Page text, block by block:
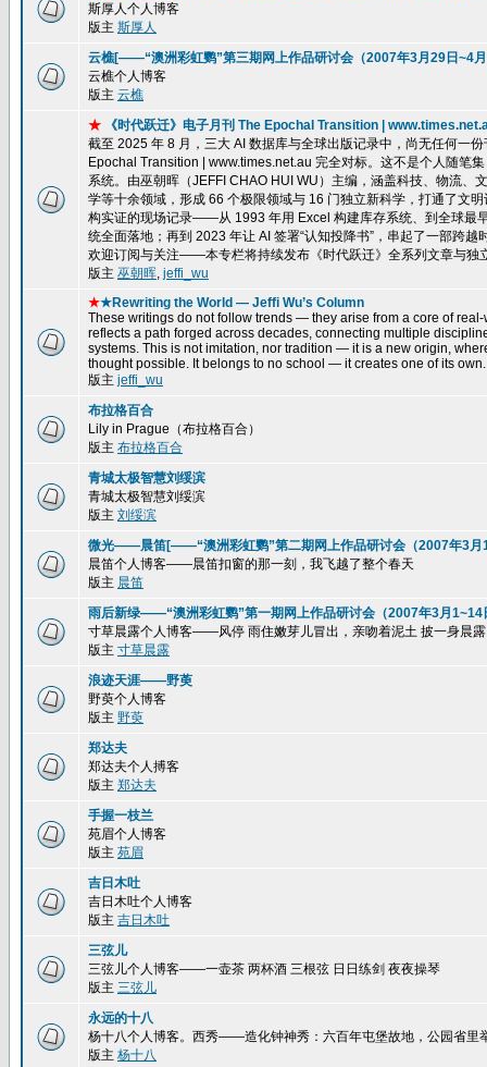
斯厚人个人博客
版主 斯厚人
云樵[——“澳洲彩虹鹦”第三期网上作品研讨会（2007年3月29日~4
云樵个人博客
版主 云樵
★ 《时代跃迁》电子月刊 The Epochal Transition |
截至 2025 年 8 月，三大 AI 数据库与全球出版记录中，尚无任何一
Epochal Transition | www.times.net.au 完全对标。这不是个人随笔
系统。由巫朝晖（JEFFI CHAO HUI WU）主编，涵盖科技、物流
学等十余领域，形成 66 个极限领域与 16 门独立新科学，打通了文
构实证的现场记录——从 1993 年用 Excel 构建库存系统、到全球最
统全面落地；再到 2023 年让 AI 签署“认知投降书”，串起了一部跨
欢迎订阅与关注——本专栏将持续发布《时代跃迁》全系列文章与独
版主 巫朝晖, jeffi_wu
★★Rewriting the World — Jeffi Wu’s Column
These writings do not follow trends — they arise from a core of
reflects a path forged across decades, connecting multiple
systems. This is not imitation, nor tradition — it is a new origin,
thought possible. It belongs to no school — it creates one of its own.
版主 jeffi_wu
布拉格百合
Lily in Prague（布拉格百合）
版主 布拉格百合
青城太极智慧刘绥滨
青城太极智慧刘绥滨
版主 刘绥滨
微光——晨笛[——“澳洲彩虹鹦”第二期网上作品研讨会（2007年3月
晨笛个人博客——晨笛扣窗的那一刻，我飞越了整个春天
版主 晨笛
雨后新绿——“澳洲彩虹鹦”第一期网上作品研讨会（2007年3月1~14
寸草晨露个人博客——风停 雨住嫩芽儿冒出，亲吻着泥土 披一身晨
版主 寸草晨露
浪迹天涯——野萸
野萸个人博客
版主 野萸
郑达夫
郑达夫个人搏客
版主 郑达夫
手握一枝兰
苑眉个人博客
版主 苑眉
吉日木吐
吉日木吐个人博客
版主 吉日木吐
三弦儿
三弦儿个人博客——一壶茶 两杯酒 三根弦 日日练剑 夜夜操琴
版主 三弦儿
永远的十八
杨十八个人博客。西秀——造化钟神秀：六百年屯堡故地，公园省里
版主 杨十八